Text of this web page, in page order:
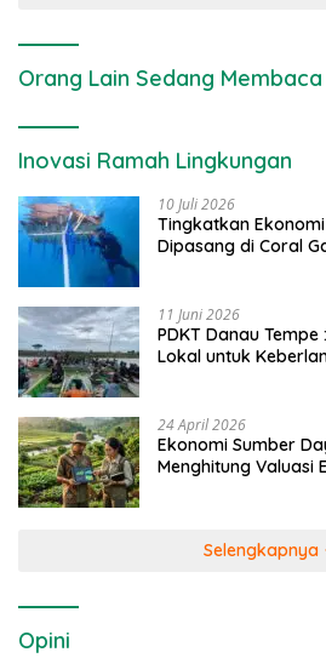
Orang Lain Sedang Membaca
Inovasi Ramah Lingkungan
10 Juli 2026
Tingkatkan
Dipasang di Coral
11 Juni 2026
PDKT Danau
Lokal untuk
24 April 2026
Ekonomi Sumber
Menghitung Valuasi
Selengkapnya
Opini